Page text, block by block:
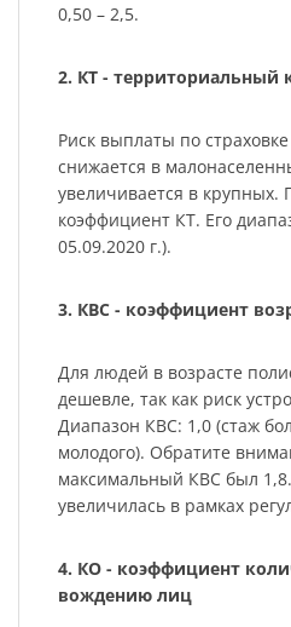
0,50 – 2,5.
2. КТ - территориальный
Риск выплаты по
снижается в
увеличивается в крупных.
коэффициент КТ. Его
05.09.2020 г.).
3. КВС - коэффициент
Для людей в возрасте
дешевле, так как риск
Диапазон КВС: 1,0 (стаж
молодого). Обратите
максимальный КВС был
увеличилась в рамках
4. КО - коэффициент
вождению лиц